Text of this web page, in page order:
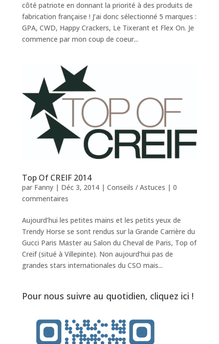
côté patriote en donnant la priorité à des produits de
fabrication française ! J’ai donc sélectionné 5 marques :
GPA, CWD, Happy Crackers, Le Tixerant et Flex On. Je
commence par mon coup de coeur...
Top Of CREIF 2014
par Fanny| Déc 3, 2014| Conseils / Astuces | 0
commentaires
Aujourd’hui les petites mains et les petits yeux de
Trendy Horse se sont rendus sur la Grande Carrière du
Gucci Paris Master au Salon du Cheval de Paris, Top of
Creif (situé à Villepinte). Non aujourd’hui pas de
grandes stars internationales du CSO mais...
Pour nous suivre au quotidien, cliquez ici !